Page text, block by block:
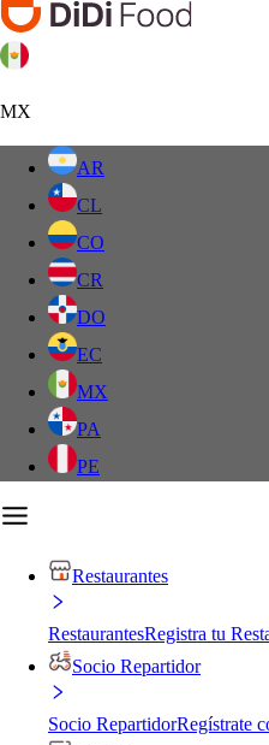
MX
AR
CL
CO
CR
DO
EC
MX
PA
PE
Restaurantes
RestaurantesRegistra tu
Socio Repartidor
Socio RepartidorRegístrate